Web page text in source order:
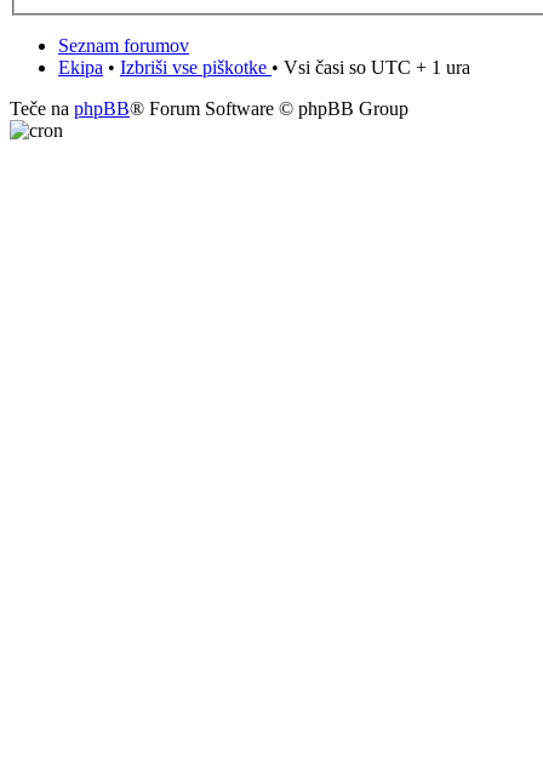
Seznam forumov
Ekipa • Izbriši vse piškotke • Vsi časi so UTC + 1 ura
Teče na phpBB® Forum Software © phpBB Group